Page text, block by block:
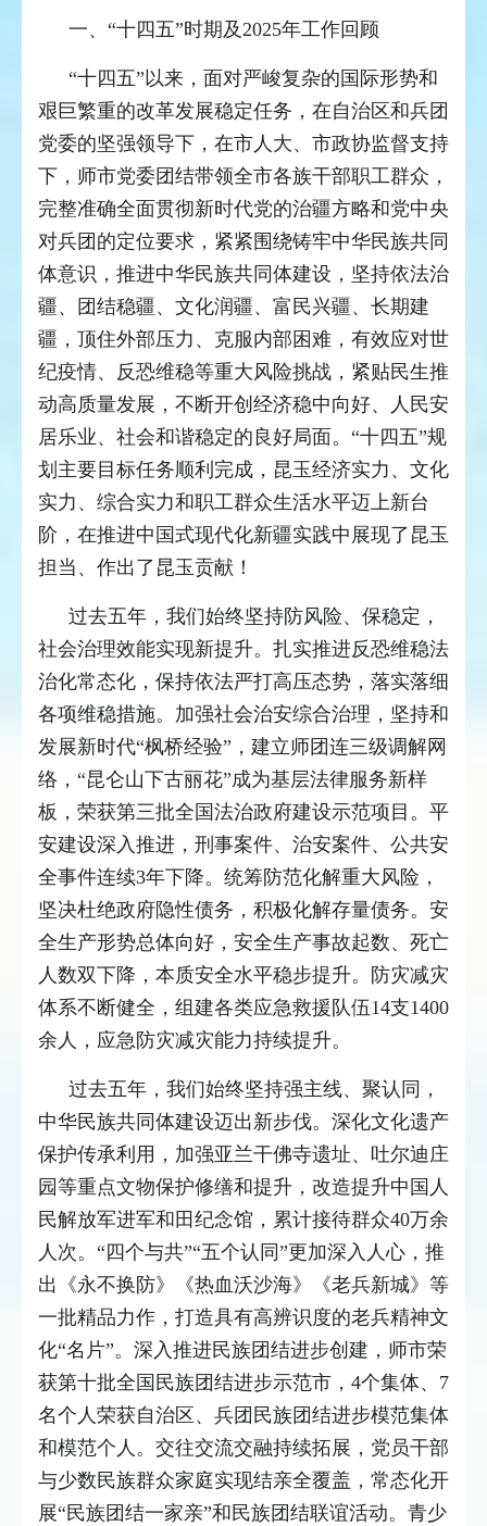
一、“十四五”时期及2025年工作回顾
“十四五”以来，面对严峻复杂的国际形势和
艰巨繁重的改革发展稳定任务，在自治区和兵团
党委的坚强领导下，在市人大、市政协监督支持
下，师市党委团结带领全市各族干部职工群众，
完整准确全面贯彻新时代党的治疆方略和党中央
对兵团的定位要求，紧紧围绕铸牢中华民族共同
体意识，推进中华民族共同体建设，坚持依法治
疆、团结稳疆、文化润疆、富民兴疆、长期建
疆，顶住外部压力、克服内部困难，有效应对世
纪疫情、反恐维稳等重大风险挑战，紧贴民生推
动高质量发展，不断开创经济稳中向好、人民安
居乐业、社会和谐稳定的良好局面。“十四五”规
划主要目标任务顺利完成，昆玉经济实力、文化
实力、综合实力和职工群众生活水平迈上新台
阶，在推进中国式现代化新疆实践中展现了昆玉
担当、作出了昆玉贡献！
过去五年，我们始终坚持防风险、保稳定，
社会治理效能实现新提升。扎实推进反恐维稳法
治化常态化，保持依法严打高压态势，落实落细
各项维稳措施。加强社会治安综合治理，坚持和
发展新时代“枫桥经验”，建立师团连三级调解网
络，“昆仑山下古丽花”成为基层法律服务新样
板，荣获第三批全国法治政府建设示范项目。平
安建设深入推进，刑事案件、治安案件、公共安
全事件连续3年下降。统筹防范化解重大风险，
坚决杜绝政府隐性债务，积极化解存量债务。安
全生产形势总体向好，安全生产事故起数、死亡
人数双下降，本质安全水平稳步提升。防灾减灾
体系不断健全，组建各类应急救援队伍14支1400
余人，应急防灾减灾能力持续提升。
过去五年，我们始终坚持强主线、聚认同，
中华民族共同体建设迈出新步伐。深化文化遗产
保护传承利用，加强亚兰干佛寺遗址、吐尔迪庄
园等重点文物保护修缮和提升，改造提升中国人
民解放军进军和田纪念馆，累计接待群众40万余
人次。“四个与共”“五个认同”更加深入人心，推
出《永不换防》《热血沃沙海》《老兵新城》等
一批精品力作，打造具有高辨识度的老兵精神文
化“名片”。深入推进民族团结进步创建，师市荣
获第十批全国民族团结进步示范市，4个集体、7
名个人荣获自治区、兵团民族团结进步模范集体
和模范个人。交往交流交融持续拓展，党员干部
与少数民族群众家庭实现结亲全覆盖，常态化开
展“民族团结一家亲”和民族团结联谊活动。青少